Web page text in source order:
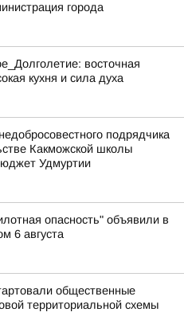
города
восточная
кухня и сила духа
подрядчика
Какможской школы
Удмуртии
опасность" объявили в
6 августа
общественные
территориальной схемы